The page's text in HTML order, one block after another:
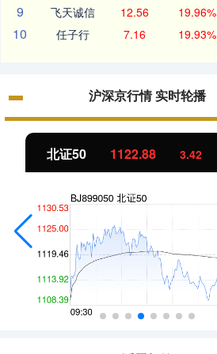
9 飞天诚信 12.56 19.96%
10 任子行 7.16 19.93%
沪深京行情 实时轮播
北证50 1122.88 3.42